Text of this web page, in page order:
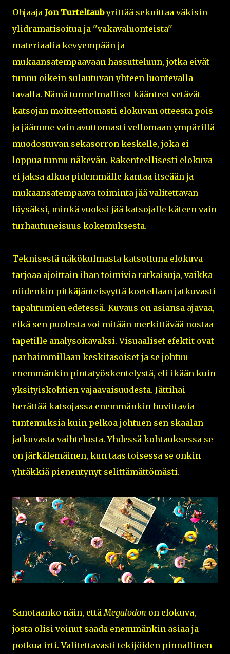
Ohjaaja Jon Turteltaubyrittää sekoittaa väkisin
ylidramatisoitua ja ''vakavaluonteista''
materiaalia kevyempään ja
mukaansatempaavaan hassutteluun, jotka eivät
tunnu oikein sulautuvan yhteen luontevalla
tavalla. Nämä tunnelmalliset käänteet vetävät
katsojan moitteettomasti elokuvan otteesta pois
ja jäämme vain avuttomasti vellomaan ympärillä
muodostuvan sekasorron keskelle, joka ei
loppua tunnu näkevän. Rakenteellisesti elokuva
ei jaksa alkua pidemmälle kantaa itseään ja
mukaansatempaava toiminta jää valitettavan
löysäksi, minkä vuoksi jää katsojalle käteen vain
turhautuneisuus kokemuksesta.
Teknisestä näkökulmasta katsottuna elokuva
tarjoaa ajoittain ihan toimivia ratkaisuja, vaikka
niidenkin pitkäjänteisyyttä koetellaan jatkuvasti
tapahtumien edetessä. Kuvaus on asiansa ajavaa,
eikä sen puolesta voi mitään merkittävää nostaa
tapetille analysoitavaksi. Visuaaliset efektit ovat
parhaimmillaan keskitasoiset ja se johtuu
enemmänkin pintatyöskentelystä, eli ikään kuin
yksityiskohtien vajaavaisuudesta. Jättihai
herättää katsojassa enemmänkin huvittavia
tuntemuksia kuin pelkoa johtuen sen skaalan
jatkuvasta vaihtelusta. Yhdessä kohtauksessa se
on järkälemäinen, kun taas toisessa se onkin
yhtäkkiä pienentynyt selittämättömästi.
Sanotaanko näin, että Megalodon on elokuva,
josta olisi voinut saada enemmänkin asiaa ja
potkua irti. Valitettavasti tekijöiden pinnallinen